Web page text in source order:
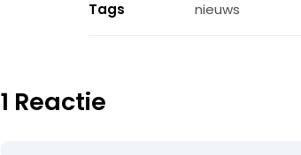
Tags nieuws
1 Reactie